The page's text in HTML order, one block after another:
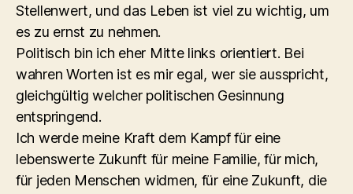
Stellenwert, und das Leben ist viel zu wichtig, um
es zu ernst zu nehmen.
Politisch bin ich eher Mitte links orientiert. Bei
wahren Worten ist es mir egal, wer sie ausspricht,
gleichgültig welcher politischen Gesinnung
entspringend.
Ich werde meine Kraft dem Kampf für eine
lebenswerte Zukunft für meine Familie, für mich,
für jeden Menschen widmen, für eine Zukunft, die